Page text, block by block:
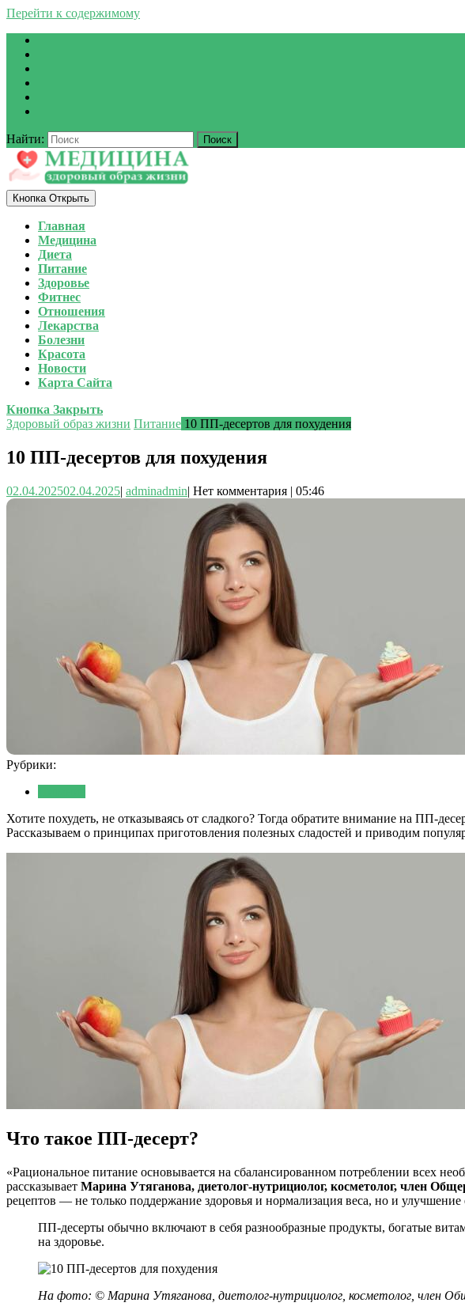
Перейти к содержимому
Найти:
Кнопка Открыть
Главная
Медицина
Диета
Питание
Здоровье
Фитнес
Отношения
Лекарства
Болезни
Красота
Новости
Карта Сайта
Кнопка Закрыть
Здоровый образ жизни Питание 10 ПП-десертов для похудения
10 ПП-десертов для похудения
02.04.202502.04.2025| adminadmin| Нет комментария | 05:46
Рубрики:
Хотите похудеть, не отказываясь от сладкого? Тогда обратите внимание на ПП-
Рассказываем о принципах приготовления полезных сладостей и приводим
Что такое ПП-десерт?
«Рациональное питание основывается на сбалансированном потреблении всех
рассказывает Марина Утяганова, диетолог-нутрициолог, косметолог, член
рецептов — не только поддержание здоровья и нормализация веса, но и улучшение
ПП-десерты обычно включают в себя разнообразные продукты, богатые
на здоровье.
На фото: © Марина Утяганова, диетолог-нутрициолог, косметолог, член